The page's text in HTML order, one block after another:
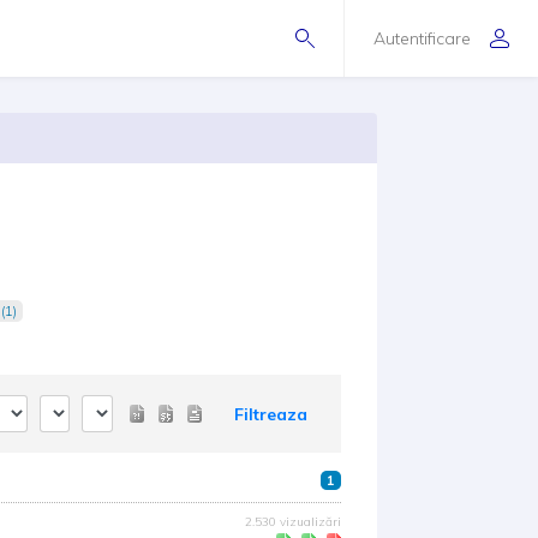
Autentificare
Filtreaza
1
2.530 vizualizări